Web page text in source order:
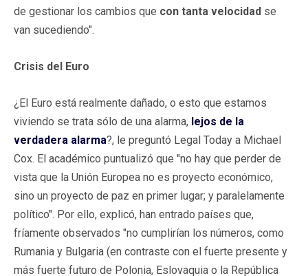
de gestionar los cambios que con tanta velocidad se
van sucediendo".
Crisis del Euro
¿El Euro está realmente dañado, o esto que estamos
viviendo se trata sólo de una alarma, lejos de la
verdadera alarma?, le preguntó Legal Today a Michael
Cox. El académico puntualizó que "no hay que perder de
vista que la Unión Europea no es proyecto económico,
sino un proyecto de paz en primer lugar; y paralelamente
político". Por ello, explicó, han entrado países que,
fríamente observados "no cumplirían los números, como
Rumania y Bulgaria (en contraste con el fuerte presente y
más fuerte futuro de Polonia, Eslovaquia o la República